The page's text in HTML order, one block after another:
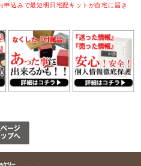
込みで最短明日宅配キットが自宅に届き